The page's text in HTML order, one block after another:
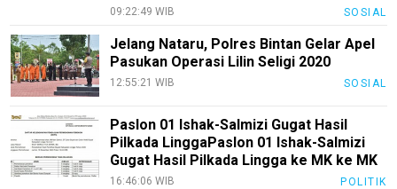
09:22:49 WIB SOSIAL
Jelang Nataru, Polres Bintan Gelar Apel
Pasukan Operasi Lilin Seligi 2020
12:55:21 WIB SOSIAL
Paslon 01 Ishak-Salmizi Gugat Hasil
Pilkada LinggaPaslon 01 Ishak-Salmizi
Gugat Hasil Pilkada Lingga ke MK ke MK
16:46:06 WIB POLITIK